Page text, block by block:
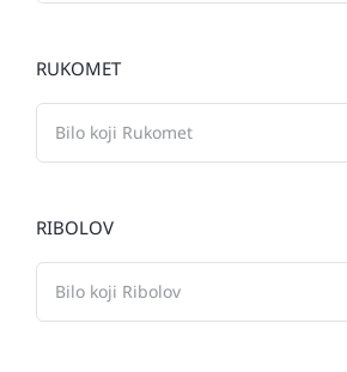
RUKOMET
RIBOLOV